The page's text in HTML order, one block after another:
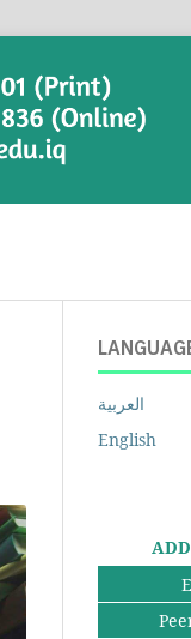
العربية
English